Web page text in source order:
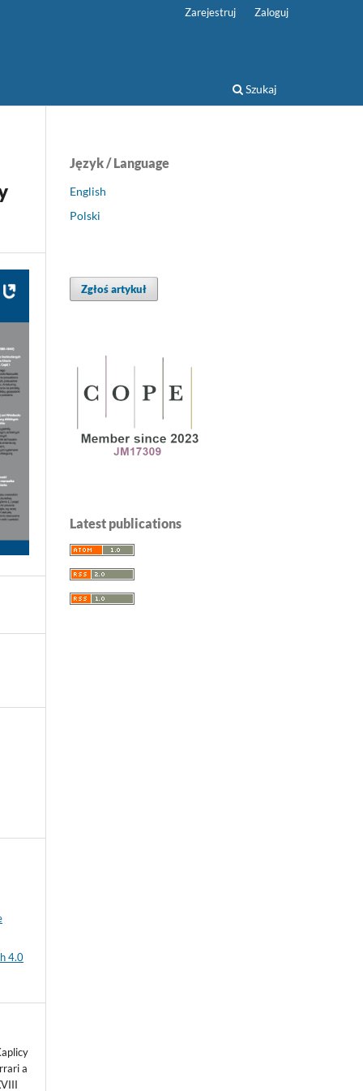
Szukaj
Zarejestruj Zaloguj
4.0
a
Język / Language
English
Polski
Zgłoś artykuł
Latest publications